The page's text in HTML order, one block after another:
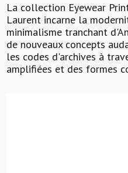
La collection Eyewear
Laurent incarne la
minimalisme tranchant
de nouveaux concepts
les codes d'archives à
amplifiées et des formes